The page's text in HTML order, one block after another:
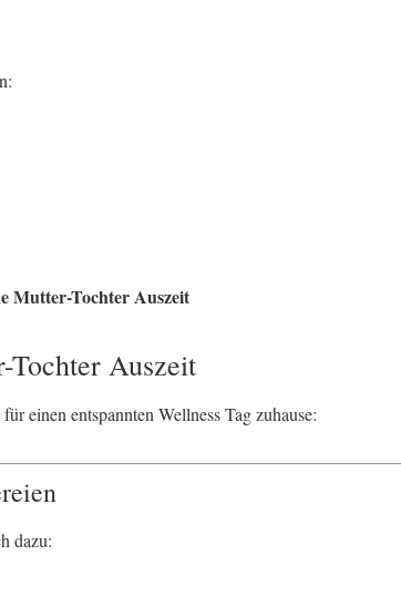
Mutter-Tochter Auszeit
Auszeit
einen entspannten Wellness Tag zuhause:
dazu: